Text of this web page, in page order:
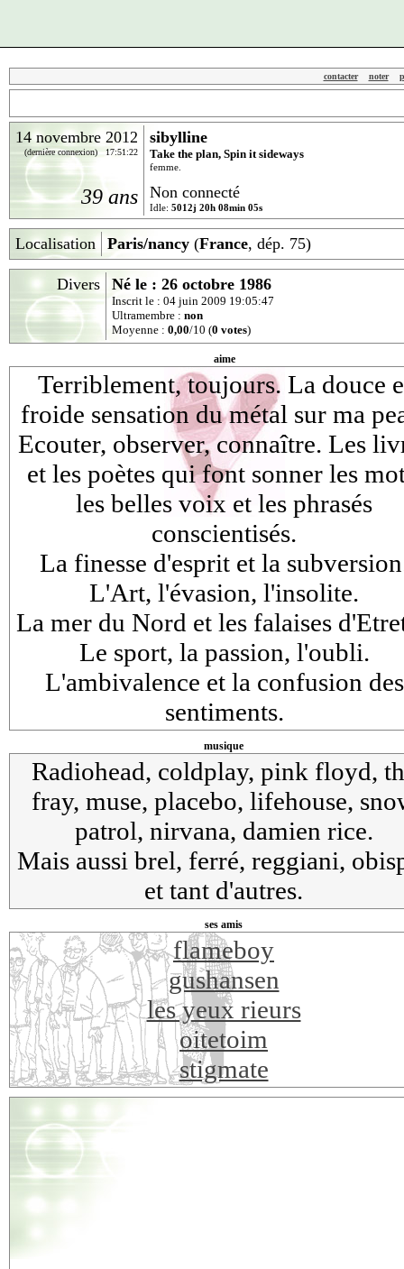
contacter noter
14 novembre 2012
(dernière connexion) 17:51:22
sibylline
Take the plan, Spin it sideways
femme.
Non connecté
Idle: 5012j 20h 08min 05s
39 ans
Localisation Paris/nancy (France, dép. 75)
Divers Né le : 26 octobre 1986
Inscrit le : 04 juin 2009 19:05:47
Ultramembre : non
Moyenne : 0,00/10 (0 votes)
aime
Terriblement, toujours. La douce
froide sensation du métal sur ma
Ecouter, observer, connaître. Les
et les poètes qui font sonner les
les belles voix et les phrasés
conscientisés.
La finesse d'esprit et la
L'Art, l'évasion, l'insolite.
La mer du Nord et les falaises
Le sport, la passion, l'oubli.
L'ambivalence et la confusion des
sentiments.
musique
Radiohead, coldplay, pink floyd,
fray, muse, placebo, lifehouse,
patrol, nirvana, damien rice.
Mais aussi brel, ferré, reggiani,
et tant d'autres.
ses amis
flameboy
gushansen
les yeux rieurs
oitetoim
stigmate